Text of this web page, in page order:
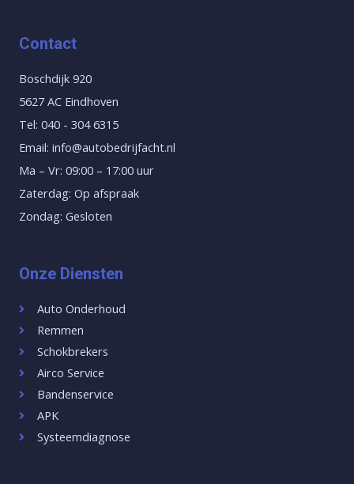
Contact
Boschdijk 920
5627 AC Eindhoven
Tel: 040 - 304 6315
Email: info@autobedrijfacht.nl
Ma – Vr: 09:00 – 17:00 uur
Zaterdag: Op afspraak
Zondag: Gesloten
Onze Diensten
Auto Onderhoud
Remmen
Schokbrekers
Airco Service
Bandenservice
APK
Systeemdiagnose